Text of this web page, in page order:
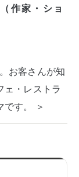
作家・ショ
お客さんが知
ェ・レストラ
す。 ＞